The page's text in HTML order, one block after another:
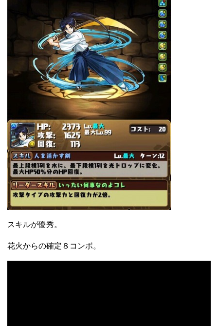
スキルが優秀。
花火からの確定８コンボ。